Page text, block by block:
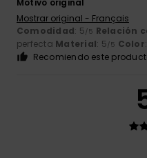
Motivo original
Mostrar original - Français
Comodidad: 5/5 Relación
perfecta Material: 5/5 Color
Recomiendo este